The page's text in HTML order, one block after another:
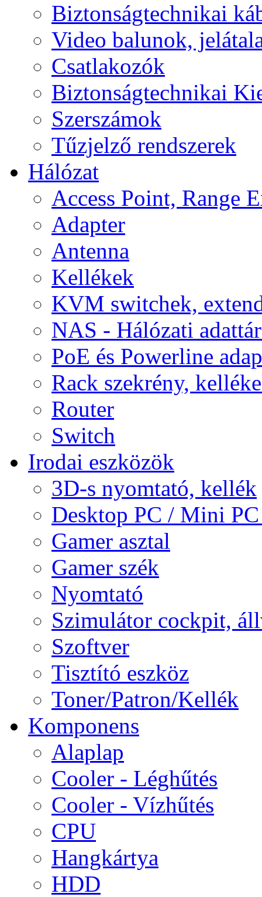
Biztonságtechnikai
Video balunok,
Csatlakozók
Biztonságtechnikai
Szerszámok
Tűzjelző rendszerek
Hálózat
Access Point, Range
Adapter
Antenna
Kellékek
KVM switchek,
NAS - Hálózati
PoE és Powerline
Rack szekrény,
Router
Switch
Irodai eszközök
3D-s nyomtató, kellék
Desktop PC / Mini
Gamer asztal
Gamer szék
Nyomtató
Szimulátor cockpit,
Szoftver
Tisztító eszköz
Toner/Patron/Kellék
Komponens
Alaplap
Cooler - Léghűtés
Cooler - Vízhűtés
CPU
Hangkártya
HDD